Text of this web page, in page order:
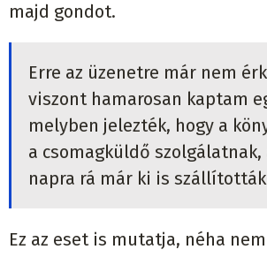
majd gondot.
Erre az üzenetre már nem
viszont hamarosan kaptam
melyben jelezték, hogy a
a csomagküldő szolgálatnak,
napra rá már ki is
Ez az eset is mutatja, néha